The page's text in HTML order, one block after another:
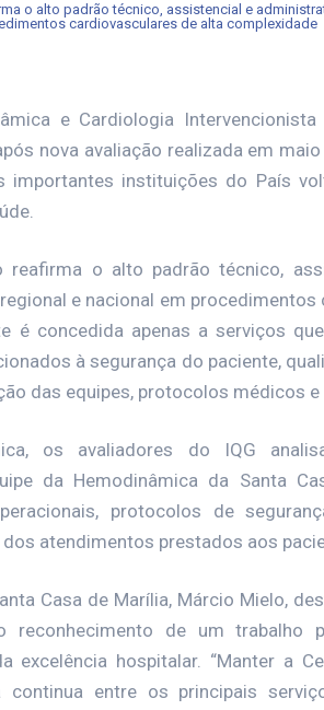
o alto padrão técnico, assistencial e
cardiovasculares de alta complexidade
e Cardiologia
nova avaliação realizada em
importantes instituições do País
reafirma o alto padrão técnico,
e nacional em
é concedida apenas a serviços
à segurança do paciente,
das equipes, protocolos médicos
os avaliadores do IQG
da Hemodinâmica da Santa
protocolos de
atendimentos prestados aos
Casa de Marília, Márcio Mielo,
reconhecimento de um trabalho
excelência hospitalar. “Manter a
continua entre os principais